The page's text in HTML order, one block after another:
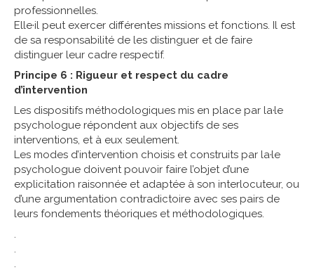
professionnelles.
Elle·il peut exercer différentes missions et fonctions. Il est
de sa responsabilité de les distinguer et de faire
distinguer leur cadre respectif.
Principe 6 : Rigueur et respect du cadre
d’intervention
Les dispositifs méthodologiques mis en place par la·le
psychologue répondent aux objectifs de ses
interventions, et à eux seulement.
Les modes d’intervention choisis et construits par la·le
psychologue doivent pouvoir faire l’objet d’une
explicitation raisonnée et adaptée à son interlocuteur, ou
d’une argumentation contradictoire avec ses pairs de
leurs fondements théoriques et méthodologiques.
.
.
.